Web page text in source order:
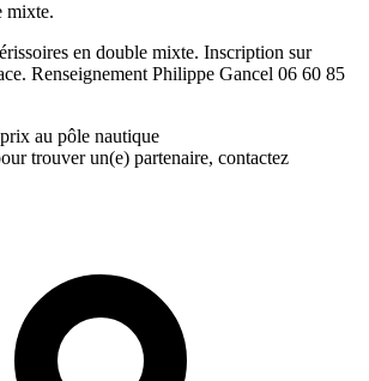
mixte.
en double mixte. Inscription sur
Renseignement Philippe Gancel 06 60 85
au pôle nautique
trouver un(e) partenaire, contactez